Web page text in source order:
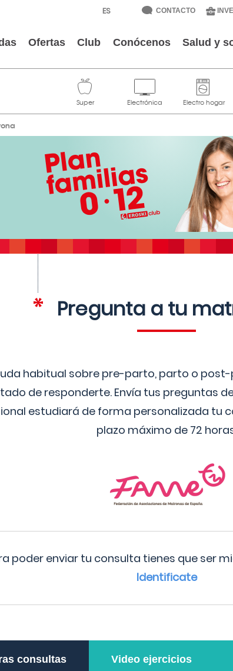
CONTACTO
Ofertas Club Conócenos Salud y
Pregunta a tu
habitual sobre pre-parto, parto o
de responderte. Envía tus preguntas
estudiará de forma personalizada tu
plazo máximo de 72
poder enviar tu consulta tienes que ser
Identificate
consultas Video ejercicios